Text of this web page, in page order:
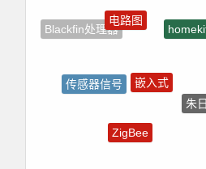
Blackfin处理器
电路图
朱
电气光伏
ZigBee